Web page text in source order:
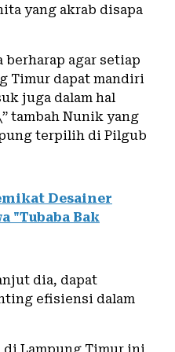
yang akrab disapa
berharap agar setiap
Timur dapat mandiri
juga dalam hal
tambah Nunik yang
terpilih di Pilgub
Desainer
"Tubaba Bak
dia, dapat
efisiensi dalam